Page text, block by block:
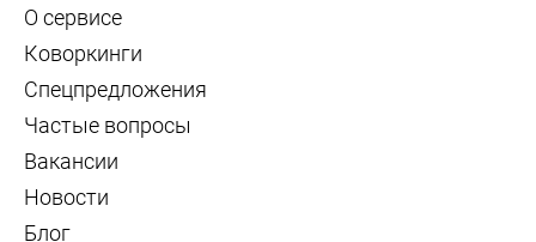
О сервисе
Коворкинги
Спецпредложения
Частые вопросы
Вакансии
Новости
Блог